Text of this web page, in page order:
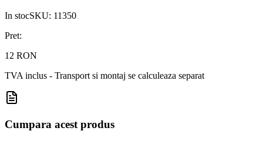
In stocSKU: 11350
Pret:
12 RON
TVA inclus - Transport si montaj se calculeaza separat
Cumpara acest produs